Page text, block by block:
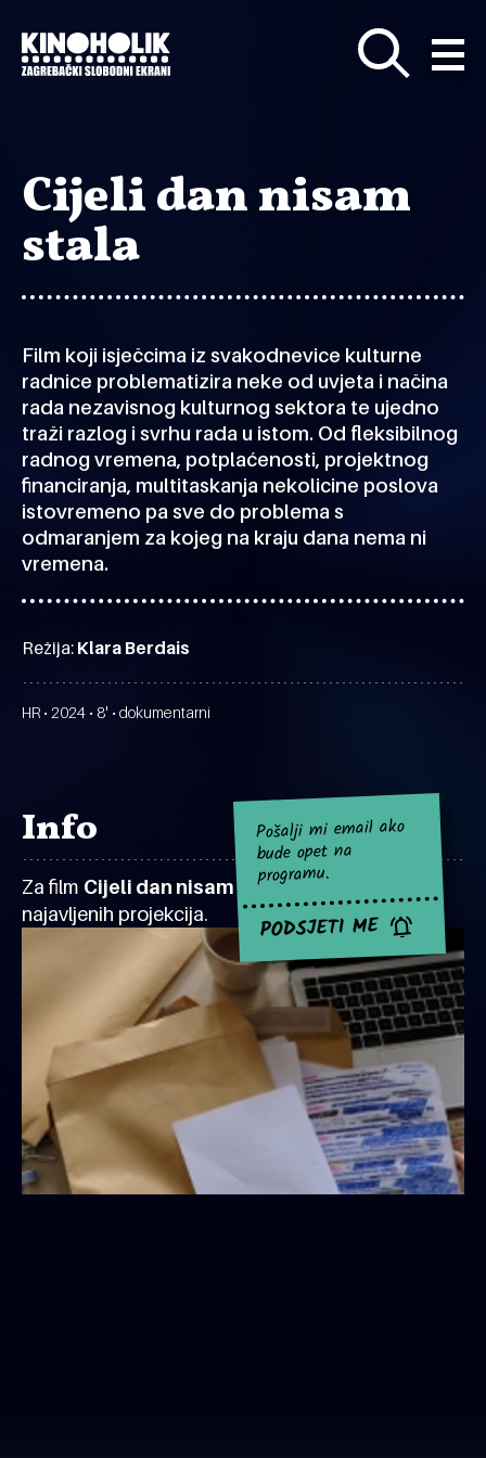
glavni
sadržaj
Cijeli dan nisam
stala
Film koji isječcima iz svakodnevice kulturne
radnice problematizira neke od uvjeta i načina
rada nezavisnog kulturnog sektora te ujedno
traži razlog i svrhu rada u istom. Od fleksibilnog
radnog vremena, potplaćenosti, projektnog
financiranja, multitaskanja nekolicine poslova
istovremeno pa sve do problema s
odmaranjem za kojeg na kraju dana nema ni
vremena.
Režija: Klara Berdais
HR • 2024 • 8' • dokumentarni
Info
Za film Cijeli dan nisam stalaza sad nema
najavljenih projekcija.
Pošalji mi email ako
bude opet na
programu.
PODSJETI ME